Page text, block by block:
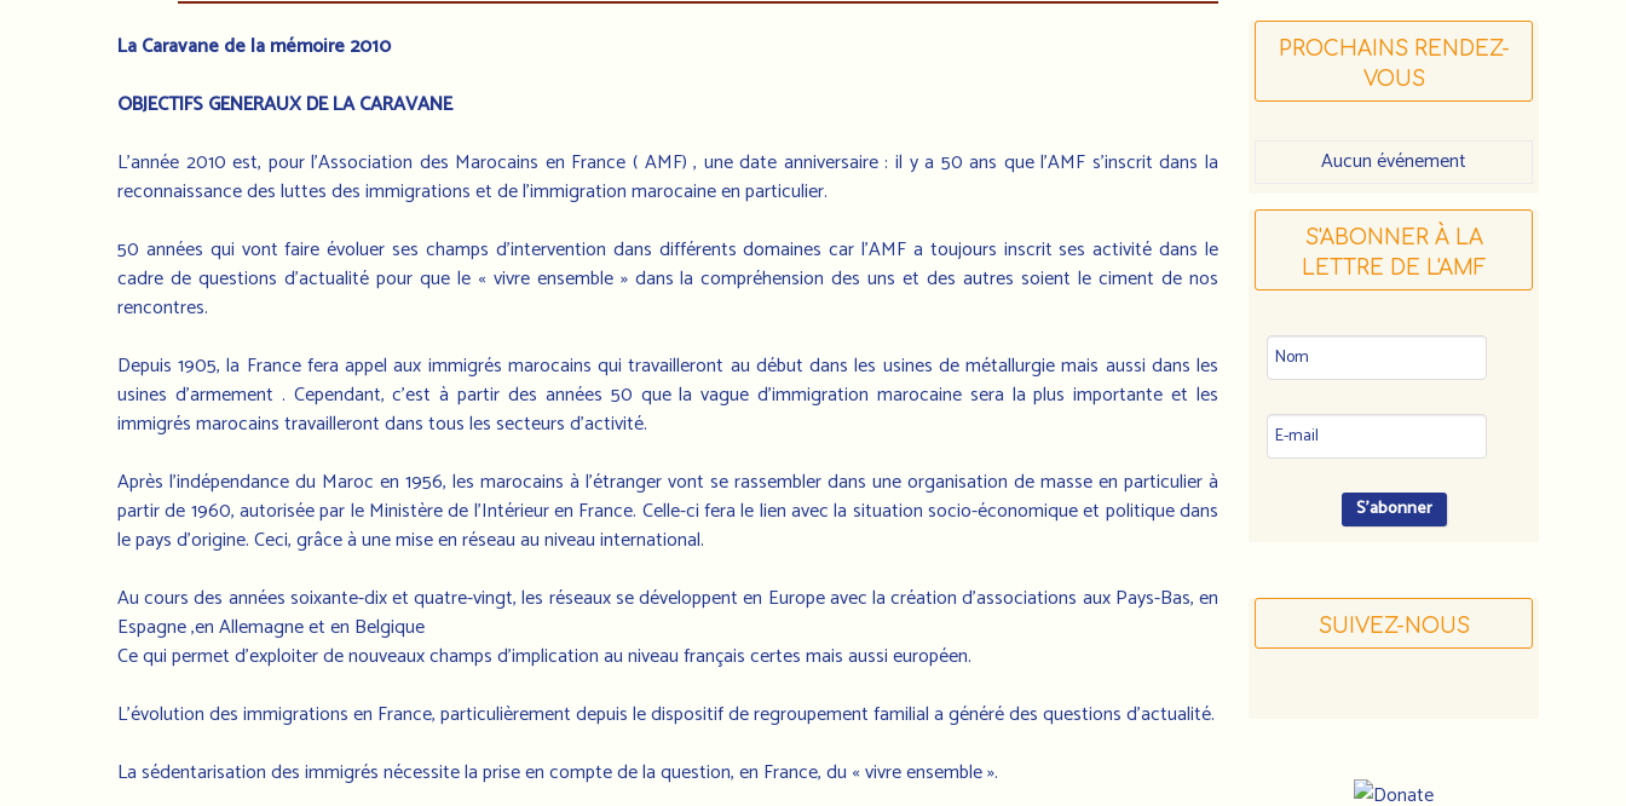
La Caravane de la mémoire 2010
OBJECTIFS GENERAUX DE LA CARAVANE
L’année 2010 est, pour l’Association des Marocains en France ( AMF) , une date anniversaire : il y a 50 ans que l’AMF s’inscrit dans la
reconnaissance des luttes des immigrations et de l’immigration marocaine en particulier.
50 années qui vont faire évoluer ses champs d’intervention dans différents domaines car l’AMF a toujours inscrit ses activité dans le
cadre de questions d’actualité pour que le « vivre ensemble » dans la compréhension des uns et des autres soient le ciment de nos
rencontres.
Depuis 1905, la France fera appel aux immigrés marocains qui travailleront au début dans les usines de métallurgie mais aussi dans les
usines d’armement . Cependant, c’est à partir des années 50 que la vague d’immigration marocaine sera la plus importante et les
immigrés marocains travailleront dans tous les secteurs d’activité.
Après l’indépendance du Maroc en 1956, les marocains à l’étranger vont se rassembler dans une organisation de masse en particulier à
partir de 1960, autorisée par le Ministère de l’Intérieur en France. Celle-ci fera le lien avec la situation socio-économique et politique dans
le pays d’origine. Ceci, grâce à une mise en réseau au niveau international.
Au cours des années soixante-dix et quatre-vingt, les réseaux se développent en Europe avec la création d’associations aux Pays-Bas, en
Espagne ,en Allemagne et en Belgique
Ce qui permet d’exploiter de nouveaux champs d’implication au niveau français certes mais aussi européen.
L’évolution des immigrations en France, particulièrement depuis le dispositif de regroupement familial a généré des questions d’actualité.
La sédentarisation des immigrés nécessite la prise en compte de la question, en France, du « vivre ensemble ».
PROCHAINS RENDEZ-
VOUS
Aucun événement
S'ABONNER À LA
LETTRE DE L'AMF
SUIVEZ-NOUS